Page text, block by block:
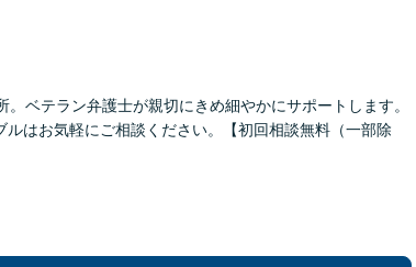
ベテラン弁護士が親切にきめ細やかにサポートします。
はお気軽にご相談ください。【初回相談無料（一部除